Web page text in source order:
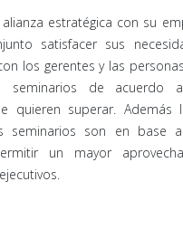
estratégica con su
satisfacer sus
los gerentes y las
seminarios de acuerdo
quieren superar. Además
seminarios son en base
un mayor